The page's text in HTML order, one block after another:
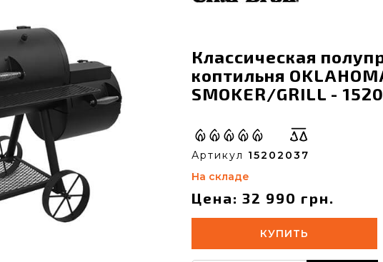
Классическая
коптильня
SMOKER/GRILL -
Артикул 15202037
На складе
Цена: 32 990 грн.
КУПИТЬ